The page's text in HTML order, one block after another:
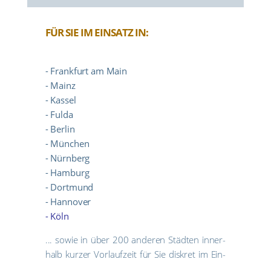
FÜR SIE IM EIN­SATZ IN:
- Frank­furt am Main
- Mainz
- Kas­sel
- Ful­da
- Ber­lin
- Mün­chen
- Nürn­berg
- Ham­burg
- Dort­mund
- Han­no­ver
- Köln
... sowie in über 200 ande­ren Städ­ten inner­
halb kur­zer Vor­lauf­zeit für Sie dis­kret im Ein­